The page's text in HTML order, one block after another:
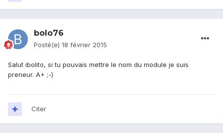
bolo76
Posté(e) 18 février 2015
Salut ibolito, si tu pouvais mettre le nom du module je suis
preneur. A+ ;-)
Citer